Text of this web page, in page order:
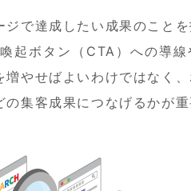
で達成したい成果のこと
起ボタン（CTA）への導
やせばよいわけではなく
集客成果につなげるかが重